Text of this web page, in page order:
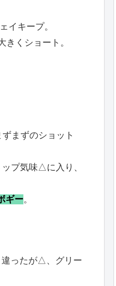
イキープ。
くショート。
まずのショット
プ気味△に入り、
ギー。
違ったが△、グリー